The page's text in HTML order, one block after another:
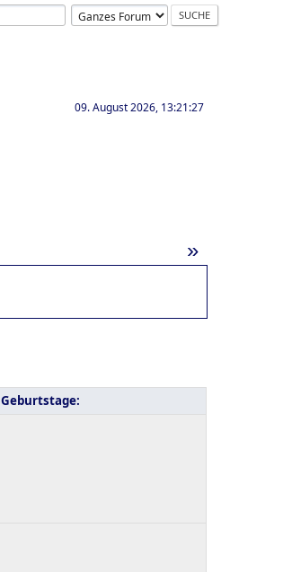
09. August 2026, 13:21:27
»
Geburtstage: